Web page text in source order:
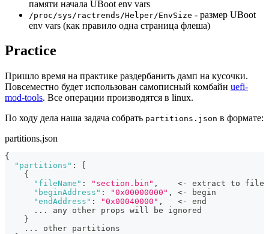
памяти начала UBoot env vars
/proc/sys/ractrends/Helper/EnvSize - размер UBoot
env vars (как правило одна страница флеша)
Practice
Пришло время на практике раздербанить дамп на кусочки.
Повсеместно будет использован самописный комбайн uefi-
mod-tools. Все операции производятся в linux.
По ходу дела наша задача собрать partitions.json в формате:
partitions.json
{
"partitions" :
{
"fileName" : "section.bin" ,
    <- extract to file
"beginAddress" : "0x00000000" ,
<- begin
"endAddress" : "0x00040000" ,
   <- end
      ... any other props will be ignored
}
    ... other partitions